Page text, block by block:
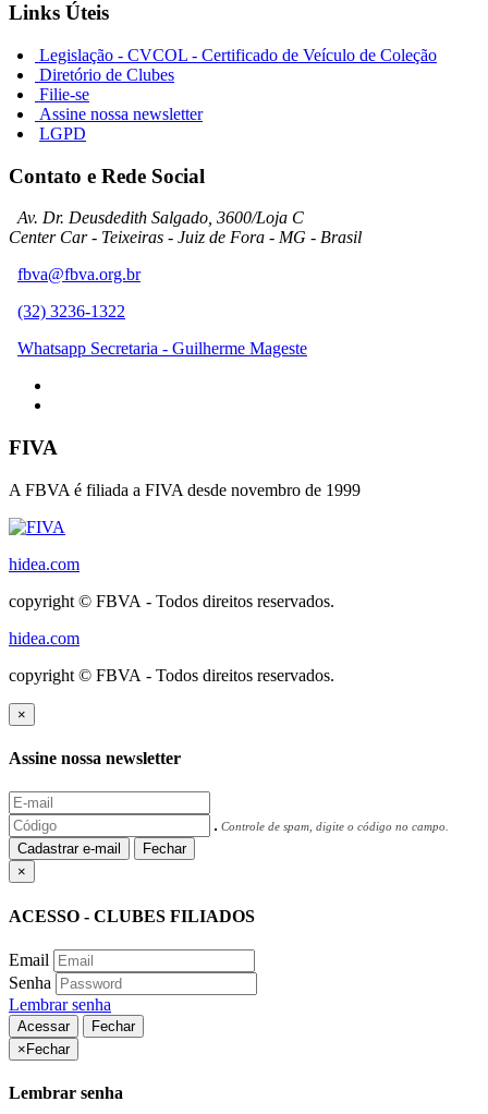
Links Úteis
Legislação - CVCOL - Certificado de Veículo de Coleção
Diretório de Clubes
Filie-se
Assine nossa newsletter
LGPD
Contato e Rede Social
Av. Dr. Deusdedith Salgado, 3600/Loja C
Center Car - Teixeiras - Juiz de Fora - MG - Brasil
fbva@fbva.org.br
(32) 3236-1322
Whatsapp Secretaria - Guilherme Mageste
FIVA
A FBVA é filiada a FIVA desde novembro de 1999
hidea.com
copyright © FBVA - Todos direitos reservados.
hidea.com
copyright © FBVA - Todos direitos reservados.
×
Assine nossa newsletter
Controle de spam, digite o código no campo.
Cadastrar e-mail
Fechar
×
ACESSO - CLUBES FILIADOS
Email
Senha
Lembrar senha
Acessar
Fechar
× Fechar
Lembrar senha